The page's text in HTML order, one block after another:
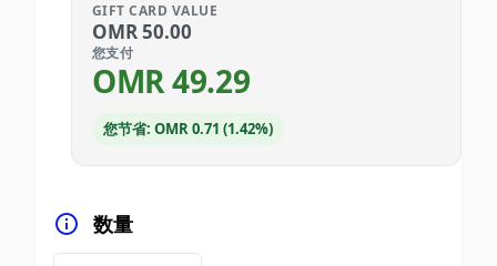
GIFT CARD VALUE
OMR50.00
您支付
OMR49.29
您节省: OMR 0.71 (1.42%)
数量